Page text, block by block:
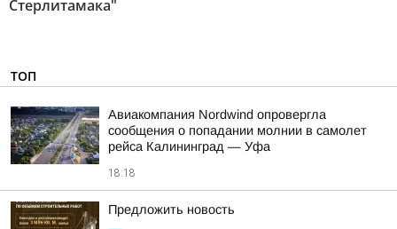
Стерлитамака"
ТОП
Авиакомпания Nordwind опровергла
сообщения о попадании молнии в самолет
рейса Калининград — Уфа
18:18
Предложить новость